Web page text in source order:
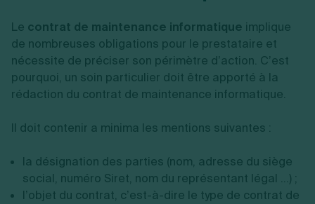
Le contrat de maintenance informatique implique
de nombreuses obligations pour le prestataire et
nécessite de préciser son périmètre d’action. C’est
pourquoi, un soin particulier doit être apporté à la
rédaction du contrat de maintenance informatique.
Il doit contenir a minima les mentions suivantes :
la désignation des parties (nom, adresse du siège
social, numéro Siret, nom du représentant légal ...) ;
l’objet du contrat, c’est-à-dire le type de contrat de